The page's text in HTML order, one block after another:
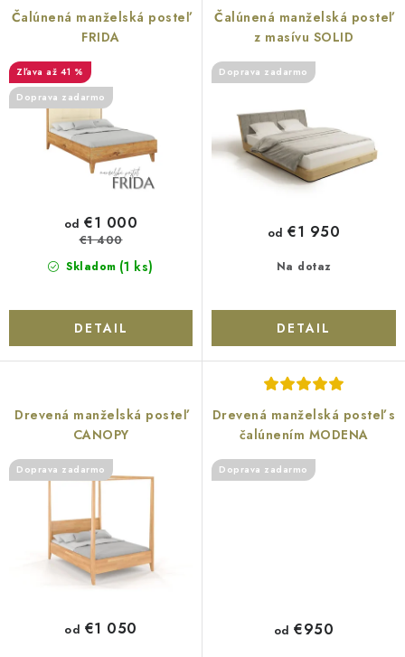
r
d
u
k
e
r
o
d
Čalúnená manželská posteľ
FRIDA
až 41 %
Doprava zadarmo
Skladom (1 ks)
od €1 000
€1 400
DETAIL
Čalúnená manželská posteľ
z masívu SOLID
Doprava zadarmo
Na dotaz
od €1 950
DETAIL
Drevená manželská posteľ
CANOPY
Doprava zadarmo
od €1 050
Drevená manželská posteľ s
čalúnením MODENA
Doprava zadarmo
od €950